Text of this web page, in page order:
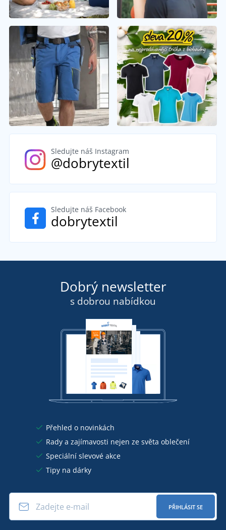
Sledujte náš Instagram
@dobrytextil
Sledujte náš Facebook
dobrytextil
Dobrý newsletter
s dobrou nabídkou
Přehled o novinkách
Rady a zajímavosti nejen ze světa oblečení
Speciální slevové akce
Tipy na dárky
PŘIHLÁSIT SE